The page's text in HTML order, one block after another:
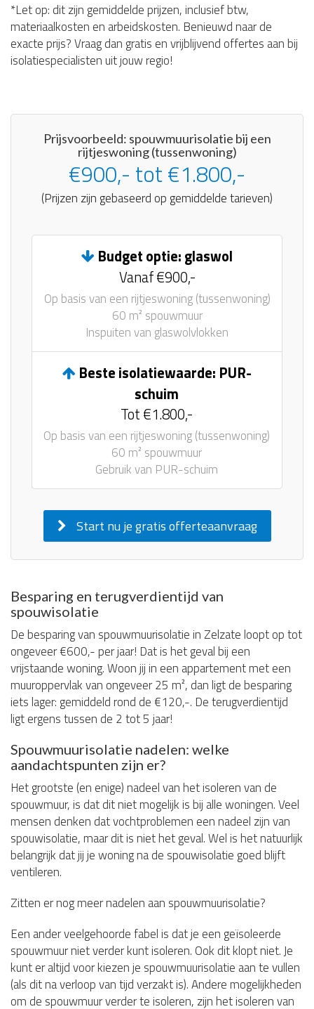
*Let op: dit zijn gemiddelde prijzen, inclusief btw,
materiaalkosten en arbeidskosten. Benieuwd naar de
exacte prijs? Vraag dan gratis en vrijblijvend offertes aan bij
isolatiespecialisten uit jouw regio!
Prijsvoorbeeld: spouwmuurisolatie bij een
rijtjeswoning (tussenwoning)
€900,- tot €1.800,-
(Prijzen zijn gebaseerd op gemiddelde tarieven)
Budget optie: glaswol
Vanaf €900,-
Op basis van een rijtjeswoning (tussenwoning)
60 m² spouwmuur
Inspuiten van glaswolvlokken
Beste isolatiewaarde: PUR-
schuim
Tot €1.800,-
Op basis van een rijtjeswoning (tussenwoning)
60 m² spouwmuur
Gebruik van PUR-schuim
Start nu je gratis offerteaanvraag
Besparing en terugverdientijd van
spouwisolatie
De besparing van spouwmuurisolatie in Zelzate loopt op tot
ongeveer €600,- per jaar! Dat is het geval bij een
vrijstaande woning. Woon jij in een appartement met een
muuroppervlak van ongeveer 25 m², dan ligt de besparing
iets lager: gemiddeld rond de €120,-. De terugverdientijd
ligt ergens tussen de 2 tot 5 jaar!
Spouwmuurisolatie nadelen: welke
aandachtspunten zijn er?
Het grootste (en enige) nadeel van het isoleren van de
spouwmuur, is dat dit niet mogelijk is bij alle woningen. Veel
mensen denken dat vochtproblemen een nadeel zijn van
spouwisolatie, maar dit is niet het geval. Wel is het natuurlijk
belangrijk dat jij je woning na de spouwisolatie goed blijft
ventileren.
Zitten er nog meer nadelen aan spouwmuurisolatie?
Een ander veelgehoorde fabel is dat je een geïsoleerde
spouwmuur niet verder kunt isoleren. Ook dit klopt niet. Je
kunt er altijd voor kiezen je spouwmuurisolatie aan te vullen
(als dit na verloop van tijd verzakt is). Andere mogelijkheden
om de spouwmuur verder te isoleren, zijn het isoleren van